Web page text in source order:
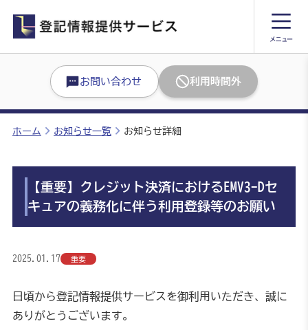
お問い合わせ 利用時間外
ホーム お知らせ一覧 お知らせ詳細
【重要】クレジット決済におけるEMV3-Dセ
キュアの義務化に伴う利用登録等のお願い
2025.01.17 重要
日頃から登記情報提供サービスを御利用いただき、誠に
ありがとうございます。